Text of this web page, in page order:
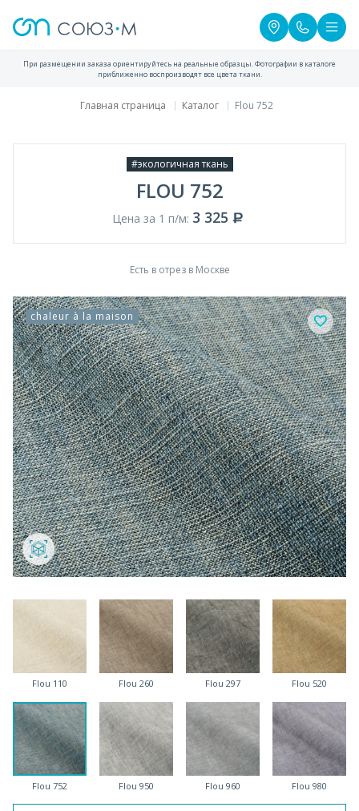
При размещении заказа ориентируйтесь на реальные образцы. Фотографии в каталоге
приближенно воспроизводят все цвета ткани.
Главная страница Каталог Flou 752
#экологичная ткань
FLOU 752
Цена за 1 п/м: 3 325
Есть в отрез в Москве
chaleur à la maison
Flou 110 Flou 260 Flou 297 Flou 520
Flou 752 Flou 950 Flou 960 Flou 980